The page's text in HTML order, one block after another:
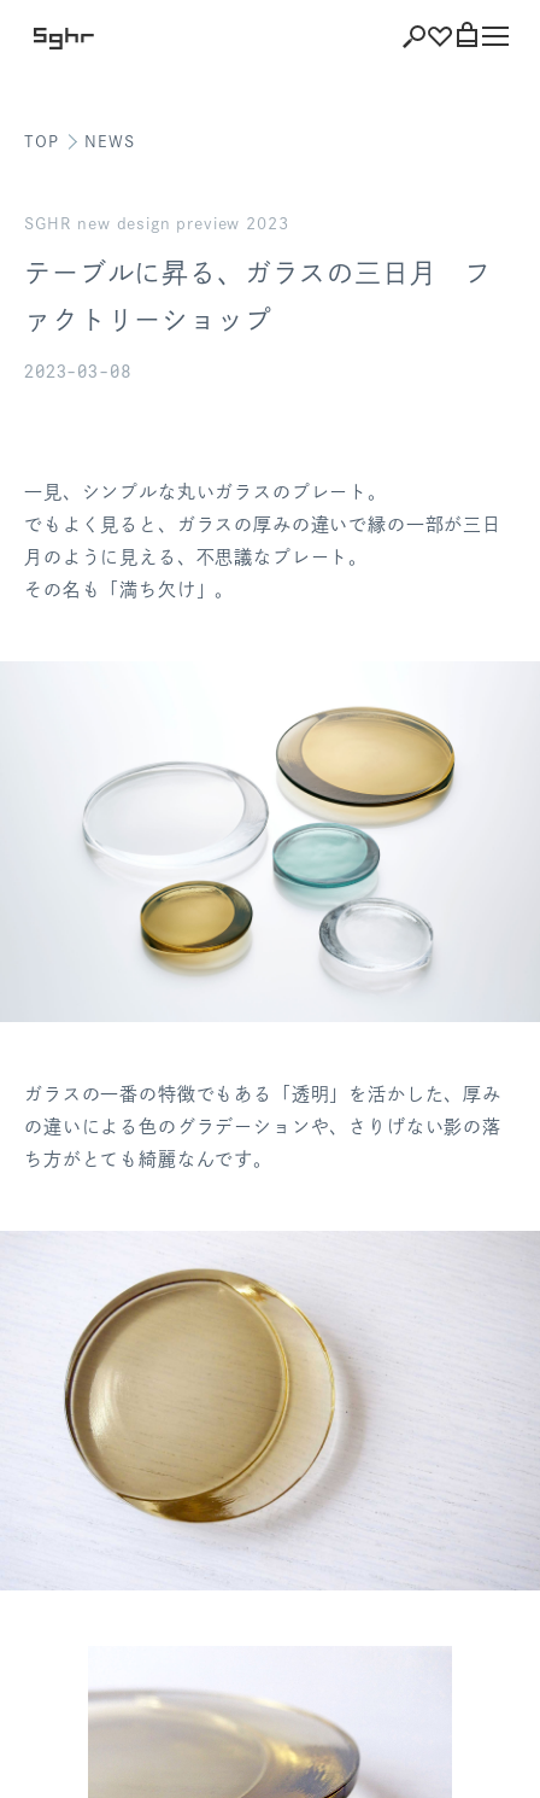
ショッピングバッグを見る
注文履歴
お気に入り
TOP NEWS
SGHR new design preview 2023
テーブルに昇る、ガラスの三日月 フ
ァクトリーショップ
2023-03-08
一見、シンプルな丸いガラスのプレート。
でもよく見ると、ガラスの厚みの違いで縁の一部が三日
月のように見える、不思議なプレート。
その名も「満ち欠け」。
ガラスの一番の特徴でもある「透明」を活かした、厚み
の違いによる色のグラデーションや、さりげない影の落
ち方がとても綺麗なんです。